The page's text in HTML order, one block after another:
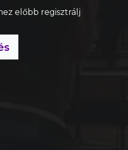
előbb regisztrálj